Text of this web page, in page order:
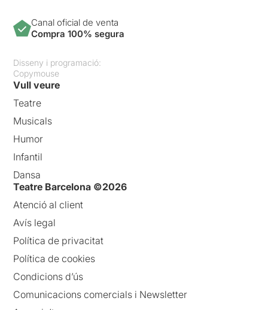
Canal oficial de venta
Compra 100% segura
Disseny i programació:
Copymouse
Vull veure
Teatre
Musicals
Humor
Infantil
Dansa
Teatre Barcelona ©2026
Atenció al client
Avís legal
Política de privacitat
Política de cookies
Condicions d’ús
Comunicacions comercials i Newsletter